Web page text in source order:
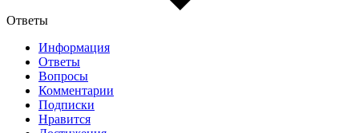
Ответы
Информация
Ответы
Вопросы
Комментарии
Подписки
Нравится